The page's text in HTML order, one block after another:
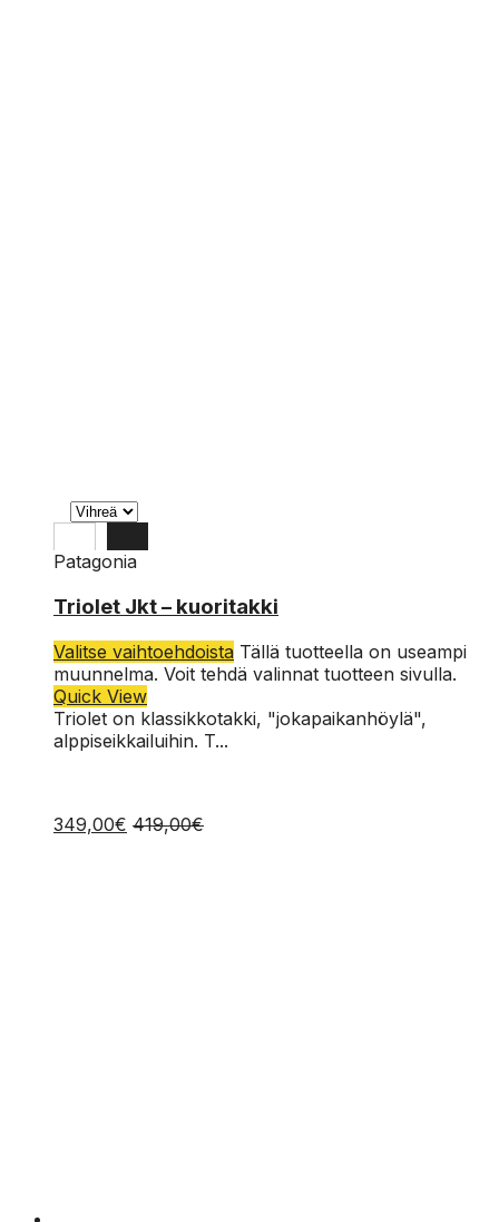
XL
M
Patagonia
Triolet Jkt – kuoritakki
Valitse vaihtoehdoista Tällä tuotteella on useampi
muunnelma. Voit tehdä valinnat tuotteen sivulla.
Quick View
Triolet on klassikkotakki, "jokapaikanhöylä",
alppiseikkailuihin. T...
349,00€ 419,00€